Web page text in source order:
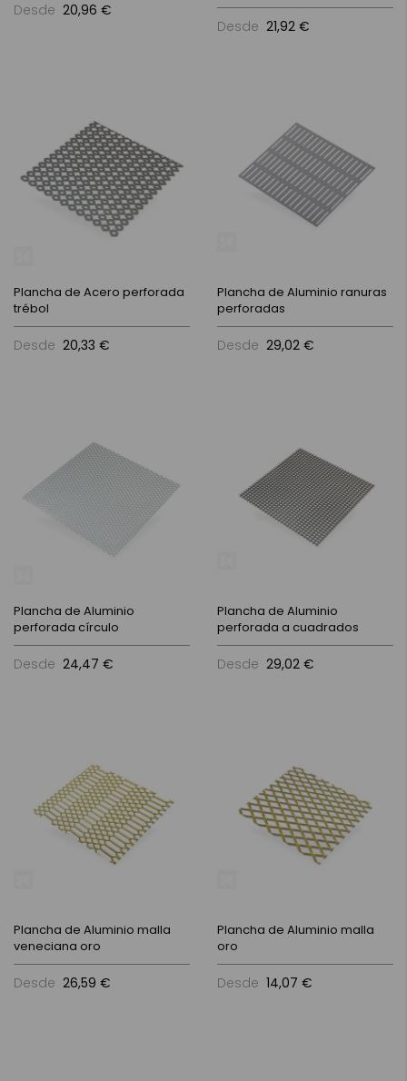
Desde 20,96 €
Desde 21,92 €
Plancha de Acero perforada
trébol
Desde 20,33 €
Plancha de Aluminio ranuras
perforadas
Desde 29,02 €
Plancha de Aluminio
perforada círculo
Desde 24,47 €
Plancha de Aluminio
perforada a cuadrados
Desde 29,02 €
Plancha de Aluminio malla
veneciana oro
Desde 26,59 €
Plancha de Aluminio malla
oro
Desde 14,07 €